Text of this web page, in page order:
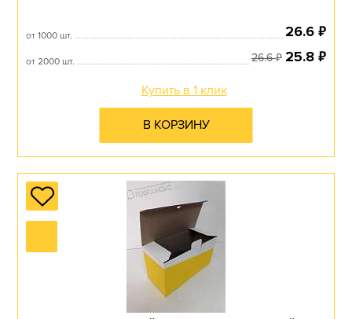
от 1000 шт. 26.6 ₽
от 2000 шт. 26.6₽ 25.8 ₽
Купить в 1 клик
В КОРЗИНУ